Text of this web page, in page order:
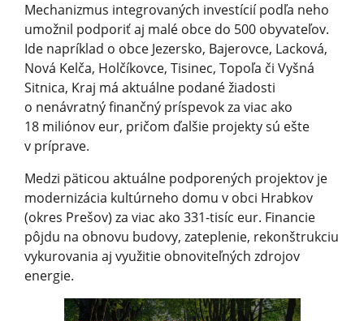
Mechanizmus integrovaných investícií podľa neho
umožnil podporiť aj malé obce do 500 obyvateľov.
Ide napríklad o obce Jezersko, Bajerovce, Lacková,
Nová Kelča, Holčíkovce, Tisinec, Topoľa či Vyšná
Sitnica, Kraj má aktuálne podané žiadosti
o nenávratný finančný príspevok za viac ako
18 miliónov eur, pričom ďalšie projekty sú ešte
v príprave.
Medzi päticou aktuálne podporených projektov je
modernizácia kultúrneho domu v obci Hrabkov
(okres Prešov) za viac ako 331-tisíc eur. Financie
pôjdu na obnovu budovy, zateplenie, rekonštrukciu
vykurovania aj využitie obnoviteľných zdrojov
energie.